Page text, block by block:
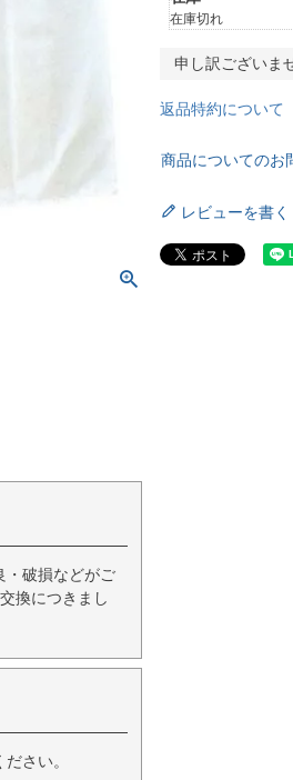
・破損などがご
換につきまし
さい。
在庫切れ
申し訳ございま
返品特約について
商品についてのお
レビューを書く